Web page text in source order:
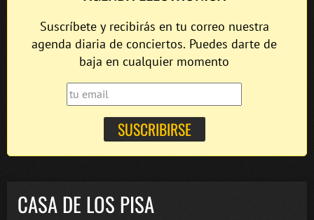
Suscríbete y recibirás en tu correo nuestra
agenda diaria de conciertos. Puedes darte de
baja en cualquier momento
CASA DE LOS PISA